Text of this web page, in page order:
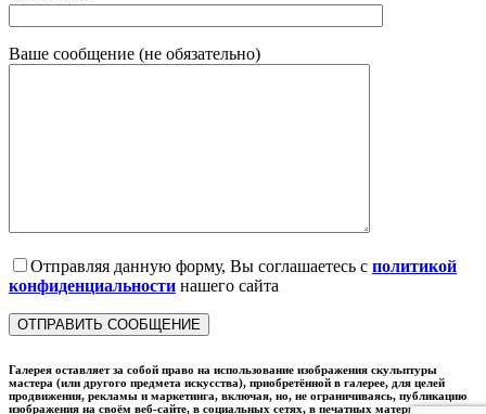
Ваше сообщение (не обязательно)
Отправляя данную форму, Вы соглашаетесь с политикой
конфиденциальности нашего сайта
Галерея оставляет за собой право на использование изображения скульптуры
мастера (или другого предмета искусства), приобретённой в галерее, для целей
продвижения, рекламы и маркетинга, включая, но, не ограничиваясь, публикацию
изображения на своём веб-сайте, в социальных сетях, в печатных материалах и в